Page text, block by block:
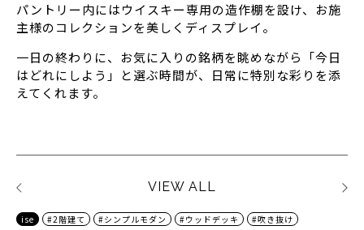
パントリー内にはウイスキー専用の造作棚を設け、お施
主様のコレクションを美しくディスプレイ。
一日の終わりに、お気に入りの銘柄を眺めながら「今日
はどれにしよう」と選ぶ時間が、日常に特別な彩りを添
えてくれます。
VIEW ALL
ise #2階建て #シンプルモダン #ウッドデッキ
#吹き抜け